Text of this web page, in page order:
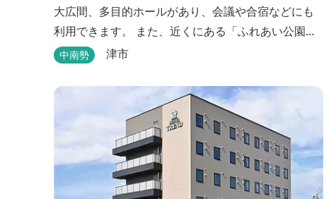
大広間、多目的ホールがあり、会議や合宿などにも
利用できます。 また、近くにある「ふれあい公園」
にはテニスコートなどがあり、豊かな自然の中での
中南勢 津市